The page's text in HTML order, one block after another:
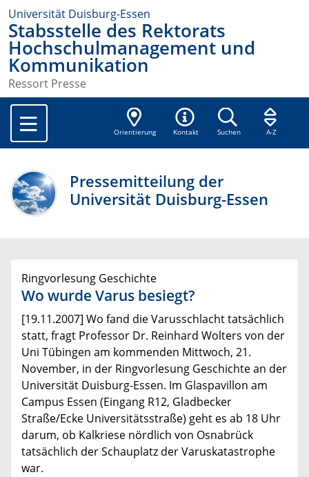
Universität Duisburg-Essen
Stabsstelle des Rektorats
Hochschulmanagement und
Kommunikation
Ressort Presse
Orientierung Kontakt Suchen A-Z
Pressemitteilung der
Universität Duisburg-Essen
Ringvorlesung Geschichte
Wo wurde Varus besiegt?
[19.11.2007] Wo fand die Varusschlacht tatsächlich
statt, fragt Professor Dr. Reinhard Wolters von der
Uni Tübingen am kommenden Mittwoch, 21.
November, in der Ringvorlesung Geschichte an der
Universität Duisburg-Essen. Im Glaspavillon am
Campus Essen (Eingang R12, Gladbecker
Straße/Ecke Universitätsstraße) geht es ab 18 Uhr
darum, ob Kalkriese nördlich von Osnabrück
tatsächlich der Schauplatz der Varuskatastrophe
war.